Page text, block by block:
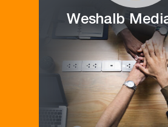
Weshalb